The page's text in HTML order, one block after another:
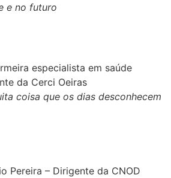
e no futuro
especialista em saúde
da Cerci Oeiras
coisa que os dias desconhecem
Pereira – Dirigente da CNOD